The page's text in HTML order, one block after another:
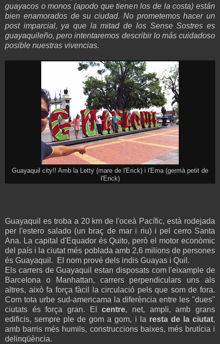
guayacos o monos (apodo que tienen los de la costa) están
bien enamorados de su ciudad. No prometemos hacer un
post imparcial, ya que la mitad de los Sense Sostres es
guayaquileño, pero intentaremos describir lo más cuidadoso
posible nuestras vivencias.
Guayaquil city!! Amb la Letty (mare de l'Erick) i l'Ema (germà petit de
l'Erick)
Guayaquil es troba a 20 km de l'oceà Pacífic, està rodejada
per l'estero salado (un braç de mar i riu) i pel cerro Santa
Ana. La capital d'Equador és Quito, però el motor econòmic
del país i la ciutat més poblada amb 2,6 milions de persones
és Guayaquil. El nom prové dels indis Guayas i Quil.
Els carrers de Guayaquil estan disposats com l'eixample de
Barcelona o Manhattan, carrers perpendiculars uns als
altres, això fa força fàcil la circulació pels que som de fora.
Com tota urbe sud-americama la diferència entre les "dues"
ciutats és força gran. Elcentre, net, ampli, amb grans
edificis, sempre ple de gom a gom, i la resta de la ciutat,
amb barris més humils, construccions baixes, més brutícia i
delinqüència.